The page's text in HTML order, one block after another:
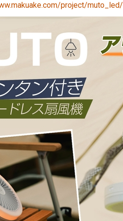
project/muto_led/